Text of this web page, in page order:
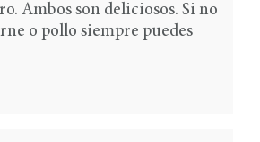
Ambos son deliciosos. Si no
o pollo siempre puedes